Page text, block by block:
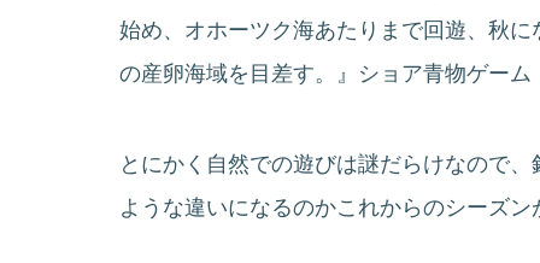
始め、オホーツク海あたりまで回遊、秋
の産卵海域を目差す。』ショア青物ゲー
とにかく自然での遊びは謎だらけなので
ような違いになるのかこれからのシーズ